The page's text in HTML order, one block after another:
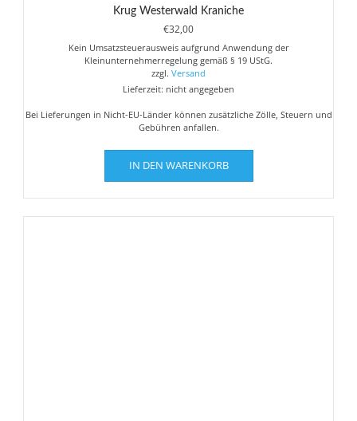
Krug Westerwald Kraniche
€32,00
Kein Umsatzsteuerausweis aufgrund Anwendung der
Kleinunternehmerregelung gemäß § 19 UStG.
zzgl. Versand
Lieferzeit: nicht angegeben
Bei Lieferungen in Nicht-EU-Länder können zusätzliche Zölle, Steuern und
Gebühren anfallen.
IN DEN WARENKORB